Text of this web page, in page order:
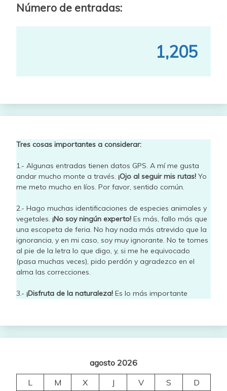
Número de entradas:
1,205
Tres cosas importantes a considerar:
1.- Algunas entradas tienen datos GPS. A mí me gusta
andar mucho monte a través. ¡Ojo al seguir mis rutas! Yo
me meto mucho en líos. Por favor, sentido común.
2.- Hago muchas identificaciones de especies animales y
vegetales. ¡No soy ningún experto! Es más, fallo más que
una escopeta de feria. No hay nada más atrevido que la
ignorancia, y en mi caso, soy muy ignorante. No te tomes
al pie de la letra lo que digo, y, si me he equivocado
(pasa muchas veces), pido perdón y agradezco en el
alma las correcciones.
3.- ¡Disfruta de la naturaleza! Es lo más importante
agosto 2026
L
M X J V S
D